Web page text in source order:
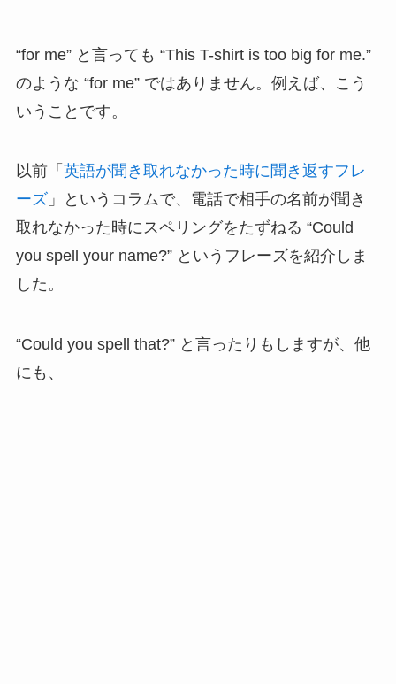
“for me” と言っても “This T-shirt is too big for me.”
のような “for me” ではありません。例えば、こう
いうことです。
以前「 英語が聞き取れなかった時に聞き返すフレ
ーズ」というコラムで、電話で相手の名前が聞き
取れなかった時にスペリングをたずねる “Could
you spell your name?” というフレーズを紹介しま
した。
“Could you spell that?” と言ったりもしますが、他
にも、